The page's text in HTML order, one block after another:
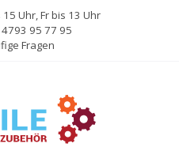
Uhr, Fr bis 13 Uhr
4793 95 77 95
Fragen